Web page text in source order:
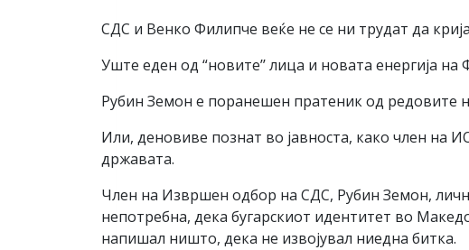
СДС и Венко Филипче веќе не се ни трудат да
Уште еден од “новите’’ лица и новата енергија
Рубин Земон е поранешен пратеник од редовите
Или, деновиве познат во јавноста, како член на
државата.
Член на Извршен одбор на СДС, Рубин Земон,
непотребна, дека бугарскиот идентитет во
напишал ништо, дека не извојувал ниедна битка.